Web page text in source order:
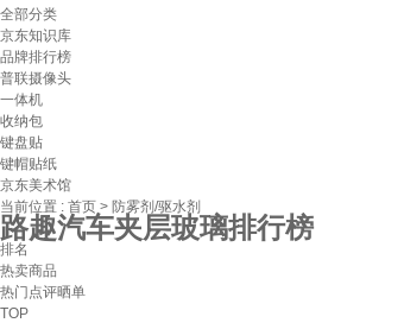
全部分类
京东知识库
品牌排行榜
普联摄像头
一体机
收纳包
键盘贴
键帽贴纸
京东美术馆
当前位置 : 首页 > 防雾剂/驱水剂
路趣汽车夹层玻璃排行榜
排名
热卖商品
热门点评晒单
TOP